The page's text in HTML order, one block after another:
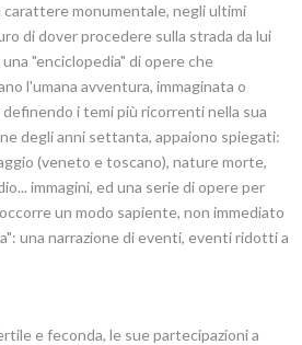
monumentale, negli ultimi
di dover procedere sulla strada da lui
"enciclopedia" di opere che
l'umana avventura, immaginata o
i temi più ricorrenti nella sua
degli anni settanta, appaiono spiegati:
(veneto e toscano), nature morte,
immagini, ed una serie di opere per
un modo sapiente, non immediato
una narrazione di eventi, eventi ridotti a
e feconda, le sue partecipazioni a